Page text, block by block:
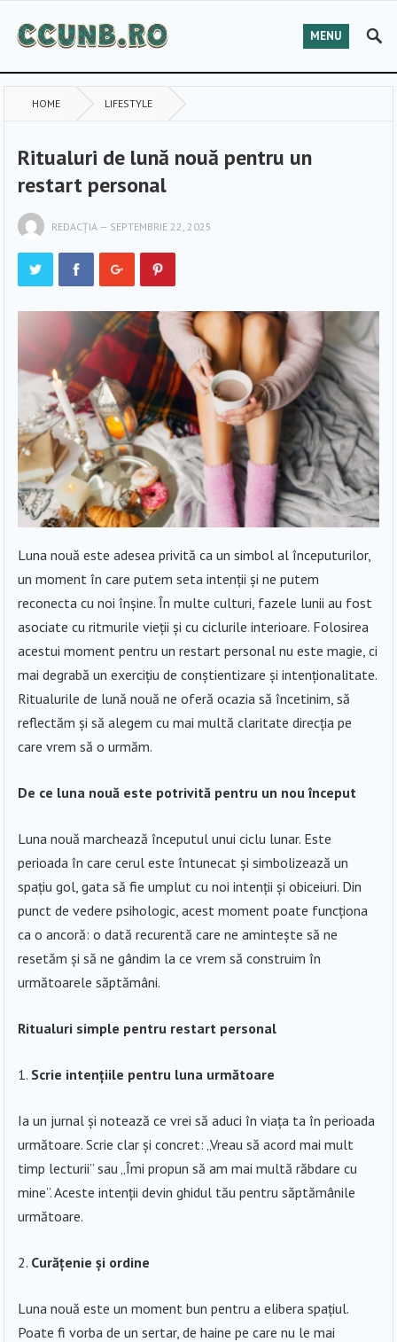
MENU
HOME LIFESTYLE
Ritualuri de lună nouă pentru un
restart personal
REDACȚIA — SEPTEMBRIE 22, 2025
Luna nouă este adesea privită ca un simbol al începuturilor,
un moment în care putem seta intenții și ne putem
reconecta cu noi înșine. În multe culturi, fazele lunii au fost
asociate cu ritmurile vieții și cu ciclurile interioare. Folosirea
acestui moment pentru un restart personal nu este magie, ci
mai degrabă un exercițiu de conștientizare și intenționalitate.
Ritualurile de lună nouă ne oferă ocazia să încetinim, să
reflectăm și să alegem cu mai multă claritate direcția pe
care vrem să o urmăm.
De ce luna nouă este potrivită pentru un nou început
Luna nouă marchează începutul unui ciclu lunar. Este
perioada în care cerul este întunecat și simbolizează un
spațiu gol, gata să fie umplut cu noi intenții și obiceiuri. Din
punct de vedere psihologic, acest moment poate funcționa
ca o ancoră: o dată recurentă care ne amintește să ne
resetăm și să ne gândim la ce vrem să construim în
următoarele săptămâni.
Ritualuri simple pentru restart personal
Scrie intențiile pentru luna următoare
Ia un jurnal și notează ce vrei să aduci în viața ta în perioada
următoare. Scrie clar și concret: „Vreau să acord mai mult
timp lecturii” sau „Îmi propun să am mai multă răbdare cu
mine”. Aceste intenții devin ghidul tău pentru săptămânile
următoare.
Curățenie și ordine
Luna nouă este un moment bun pentru a elibera spațiul.
Poate fi vorba de un sertar, de haine pe care nu le mai